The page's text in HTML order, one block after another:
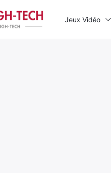
Jeux Vidéo